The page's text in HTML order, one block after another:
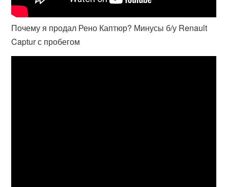
Почему я продал Рено Каптюр? Минусы б/у Renault
Captur с пробегом